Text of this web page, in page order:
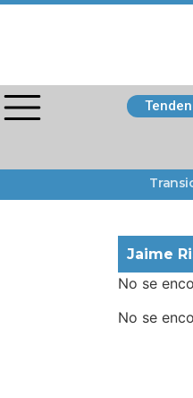
Jaime
No se
No se